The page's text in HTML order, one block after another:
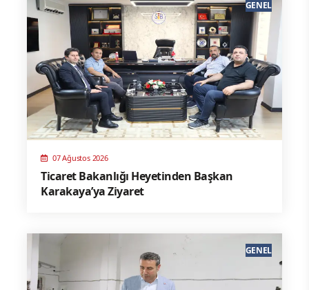
07 Ağustos 2026
Ticaret Bakanlığı Heyetinden Başkan
Karakaya’ya Ziyaret
GENEL
GENEL